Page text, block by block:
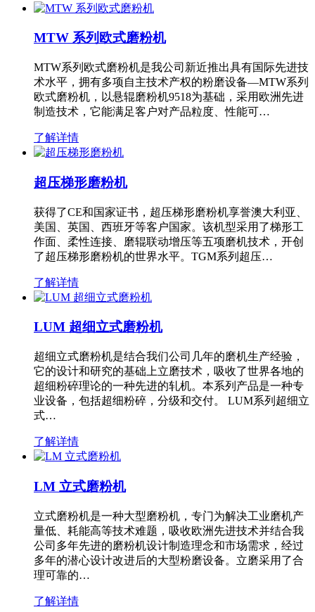
MTW 系列欧式磨粉机
MTW系列欧式磨粉机是我公司新近推出具有国际先进技
术水平，拥有多项自主技术产权的粉磨设备—MTW系列
欧式磨粉机，以悬辊磨粉机9518为基础，采用欧洲先进
制造技术，它能满足客户对产品粒度、性能可…
了解详情
超压梯形磨粉机
获得了CE和国家证书，超压梯形磨粉机享誉澳大利亚、
美国、英国、西班牙等客户国家。该机型采用了梯形工
作面、柔性连接、磨辊联动增压等五项磨机技术，开创
了超压梯形磨粉机的世界水平。TGM系列超压…
了解详情
LUM 超细立式磨粉机
超细立式磨粉机是结合我们公司几年的磨机生产经验，
它的设计和研究的基础上立磨技术，吸收了世界各地的
超细粉碎理论的一种先进的轧机。本系列产品是一种专
业设备，包括超细粉碎，分级和交付。 LUM系列超细立
式…
了解详情
LM 立式磨粉机
立式磨粉机是一种大型磨粉机，专门为解决工业磨机产
量低、耗能高等技术难题，吸收欧洲先进技术并结合我
公司多年先进的磨粉机设计制造理念和市场需求，经过
多年的潜心设计改进后的大型粉磨设备。立磨采用了合
理可靠的…
了解详情